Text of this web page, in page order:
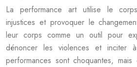
La performance art utilise le
injustices et provoquer le
leur corps comme un outil pour
dénoncer les violences et inciter
performances sont choquantes,